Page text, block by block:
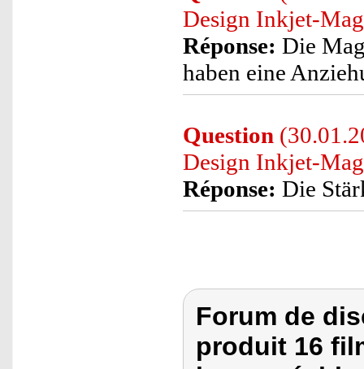
Design Inkjet-
Réponse: Die
haben eine
Question
Design Inkjet-
Réponse: Die
Forum de
produit 16